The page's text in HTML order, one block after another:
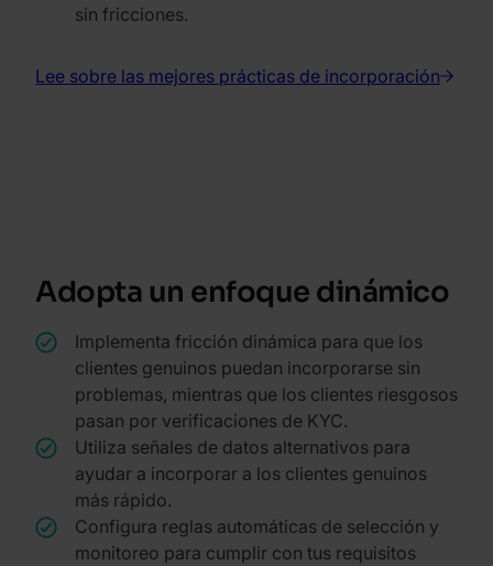
sin fricciones.
Lee sobre las mejores prácticas de incorporación
Adopta un enfoque dinámico
Implementa fricción dinámica para que los
clientes genuinos puedan incorporarse sin
problemas, mientras que los clientes riesgosos
pasan por verificaciones de KYC.
Utiliza señales de datos alternativos para
ayudar a incorporar a los clientes genuinos
más rápido.
Configura reglas automáticas de selección y
monitoreo para cumplir con tus requisitos